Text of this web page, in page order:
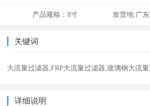
产品规格：8寸 发货地:广
关键词
大流量过滤器,FRP大流量过滤器,玻璃钢大流
详细说明